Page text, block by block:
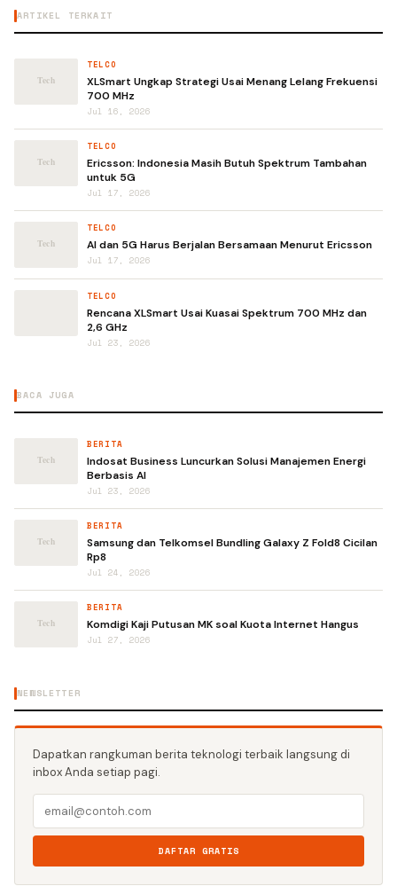
ARTIKEL TERKAIT
TELCO
XLSmart Ungkap Strategi Usai Menang Lelang Frekuensi
700 MHz
Jul 16, 2026
TELCO
Ericsson: Indonesia Masih Butuh Spektrum Tambahan
untuk 5G
Jul 17, 2026
TELCO
AI dan 5G Harus Berjalan Bersamaan Menurut Ericsson
Jul 17, 2026
TELCO
Rencana XLSmart Usai Kuasai Spektrum 700 MHz dan
2,6 GHz
Jul 23, 2026
BACA JUGA
BERITA
Indosat Business Luncurkan Solusi Manajemen Energi
Berbasis AI
Jul 23, 2026
BERITA
Samsung dan Telkomsel Bundling Galaxy Z Fold8 Cicilan
Rp8
Jul 24, 2026
BERITA
Komdigi Kaji Putusan MK soal Kuota Internet Hangus
Jul 27, 2026
NEWSLETTER
Dapatkan rangkuman berita teknologi terbaik langsung di
inbox Anda setiap pagi.
DAFTAR GRATIS